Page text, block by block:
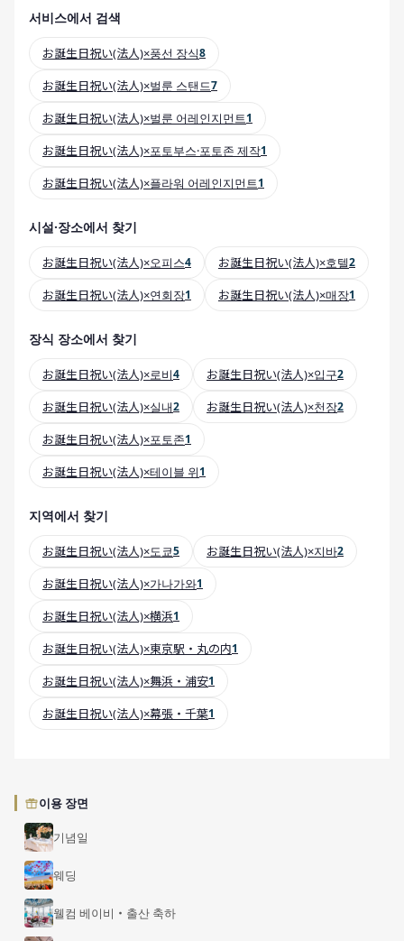
이용 장면
기념일
웨딩
웰컴 베이비・출산 축하
서비스에서 검색
お誕生日祝い(法人)×풍선 장식8
お誕生日祝い(法人)×벌룬 스탠드7
お誕生日祝い(法人)×벌룬 어레인지먼트1
お誕生日祝い(法人)×포토부스·포토존 제작1
お誕生日祝い(法人)×플라워 어레인지먼트1
시설·장소에서 찾기
お誕生日祝い(法人)×오피스4 お誕生日祝い(法人)×호텔2
お誕生日祝い(法人)×연회장1 お誕生日祝い(法人)×매장1
장식 장소에서 찾기
お誕生日祝い(法人)×로비4 お誕生日祝い(法人)×입구2
お誕生日祝い(法人)×실내2 お誕生日祝い(法人)×천장2
お誕生日祝い(法人)×포토존1
お誕生日祝い(法人)×테이블 위1
지역에서 찾기
お誕生日祝い(法人)×도쿄5 お誕生日祝い(法人)×지바2
お誕生日祝い(法人)×가나가와1
お誕生日祝い(法人)×横浜1
お誕生日祝い(法人)×東京駅・丸の内1
お誕生日祝い(法人)×舞浜・浦安1
お誕生日祝い(法人)×幕張・千葉1